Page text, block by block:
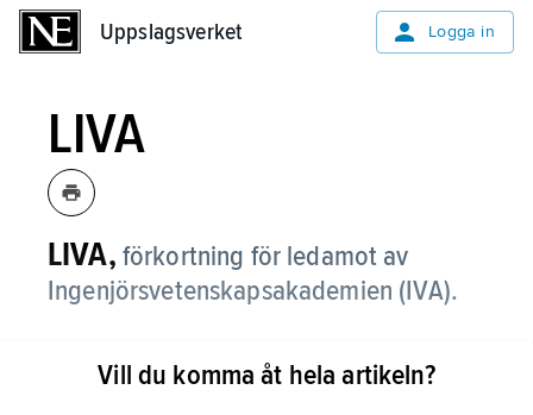
Uppslagsverket Logga in
LIVA
LIVA, förkortning för ledamot av
Ingenjörsvetenskapsakademien (IVA).
Vill du komma åt hela artikeln?